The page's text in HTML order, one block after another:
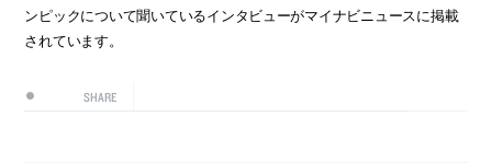
ンピックについて聞いているインタビューがマイナビニュースに掲載
されています。
SHARE